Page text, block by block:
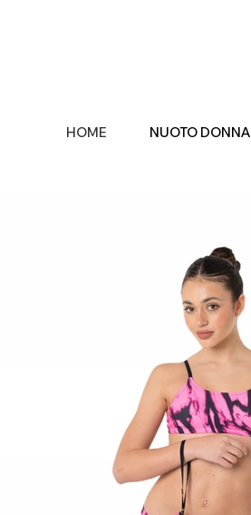
HOME NUOTO DONNA